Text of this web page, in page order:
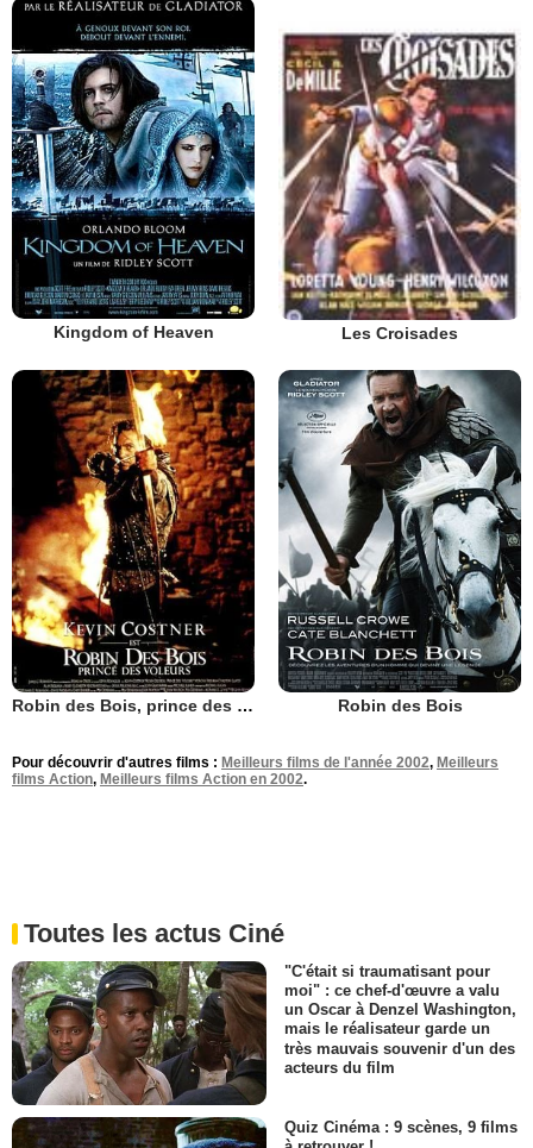
Kingdom of Heaven Les Croisades
Robin des Bois, prince des voleurs Robin des Bois
Pour découvrir d'autres films : Meilleurs films de l'année 2002, Meilleurs
films Action, Meilleurs films Action en 2002.
Toutes les actus Ciné
"C'était si traumatisant pour
moi" : ce chef-d'œuvre a valu
un Oscar à Denzel Washington,
mais le réalisateur garde un
très mauvais souvenir d'un des
acteurs du film
Quiz Cinéma : 9 scènes, 9 films